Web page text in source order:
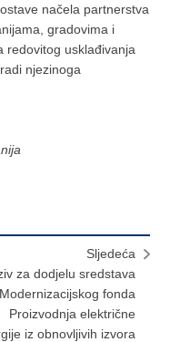
načela partnerstva
gradovima i
redovitog usklađivanja
njezinoga
Sljedeća
za dodjelu sredstava
Modernizacijskog fonda
Proizvodnja električne
iz obnovljivih izvora